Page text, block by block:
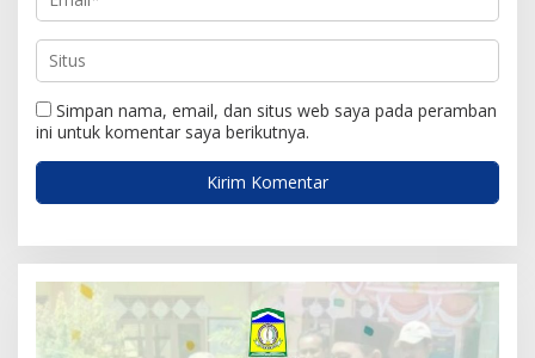
Simpan nama, email, dan situs web saya pada peramban
ini untuk komentar saya berikutnya.